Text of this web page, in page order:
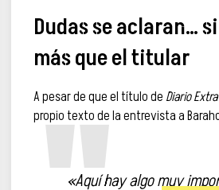
Dudas se aclaran…
más que el titular
A pesar de que el título de Diario Extra
propio texto de la entrevista a
«Aquí hay algo muy